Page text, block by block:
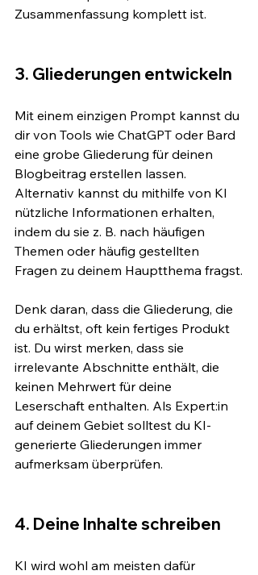
Zusammenfassung komplett ist.
3. Gliederungen entwickeln
Mit einem einzigen Prompt kannst du
dir von Tools wie ChatGPT oder Bard
eine grobe Gliederung für deinen
Blogbeitrag erstellen lassen.
Alternativ kannst du mithilfe von KI
nützliche Informationen erhalten,
indem du sie z. B. nach häufigen
Themen oder häufig gestellten
Fragen zu deinem Hauptthema fragst.
Denk daran, dass die Gliederung, die
du erhältst, oft kein fertiges Produkt
ist. Du wirst merken, dass sie
irrelevante Abschnitte enthält, die
keinen Mehrwert für deine
Leserschaft enthalten. Als Expert:in
auf deinem Gebiet solltest du KI-
generierte Gliederungen immer
aufmerksam überprüfen.
4. Deine Inhalte schreiben
KI wird wohl am meisten dafür